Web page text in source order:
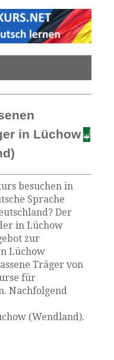
in Lüchow
besuchen in
Sprache
Der
in Lüchow
zur
Lüchow
Träger von
für
Nachfolgend
(Wendland).